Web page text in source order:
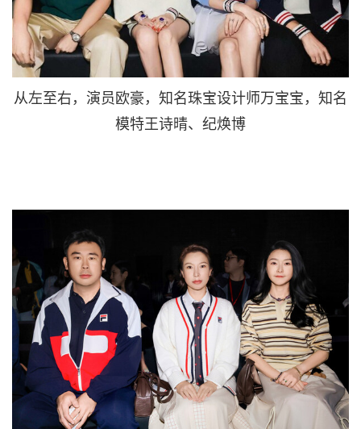
从左至右，演员欧豪，知名珠宝设计师万宝宝，知名
模特王诗晴、纪焕博